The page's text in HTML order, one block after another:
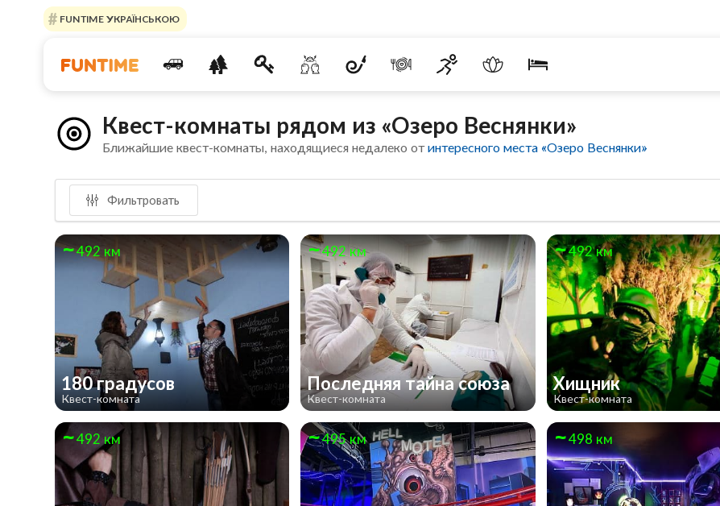
FUNTIME УКРАЇНСЬКОЮ
Квест-комнаты рядом из «Озеро Веснянки»
Ближайшие квест-комнаты, находящиеся недалеко отинтересного места «Озеро Веснянки»
Фильтровать
492 км
180 градусов
Квест-комната
492 км
Последняя тайна союза
Квест-комната
492 км
Хищник
Квест-комната
492 км 495 км 498 км